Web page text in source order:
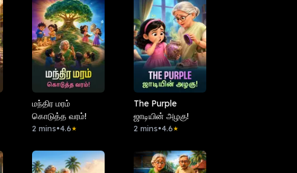
மந்திர மரம்
கொடுத்த வரம்!
2 mins•4.6★
The Purple
ஜாடியின் அழகு!
2 mins•4.6★